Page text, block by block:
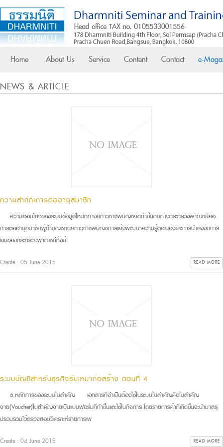
Home About Us Service Content Contact e-
NEWS & ARTICLE
ความสำคัญการต่ออายุสมาชิก
ความเชื่อมโยงของระบบข้อมูลใหม่ที่ทางสภาวิชาชีพบัญชีจัดทำขึ้นกับทางกระทรวงพาณิชย์คือ
การต่ออายุสมาชิกผู้ทำบัญชีกับสภาวิชาชีพบัญชีการแจ้งพัฒนาความรู้ต่อเนื่องและการนำส่งงบการ
เงินของกระทรวงพาณิชย์ทั้งนี้
Create : 05 June 2015 READ MORE
ระบบบัญชีสำหรับธุรกิจรับเหมาก่อสร้าง ตอนที่ 4
6.หลักการของระบบใบสำคัญ เอกสารที่จำเป็นต้องใช้ในระบบใบสำคัญคือใบสำคัญ
จ่าย(Voucher)ใบสำคัญจ่ายเป็นแบบฟอร์มที่ทำขึ้นและใช้ในกิจการ โดยรายการค้าที่เกิดขึ้นจะนำมาสรุ
ปรวบรวมไว้ตรวจสอบวิเคราะห์รายการเพ
Create : 04 June 2015 READ MORE